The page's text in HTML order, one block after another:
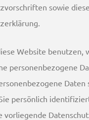
sowie
Website benutzen,
personenbezogene
Daten
persönlich
vorliegende